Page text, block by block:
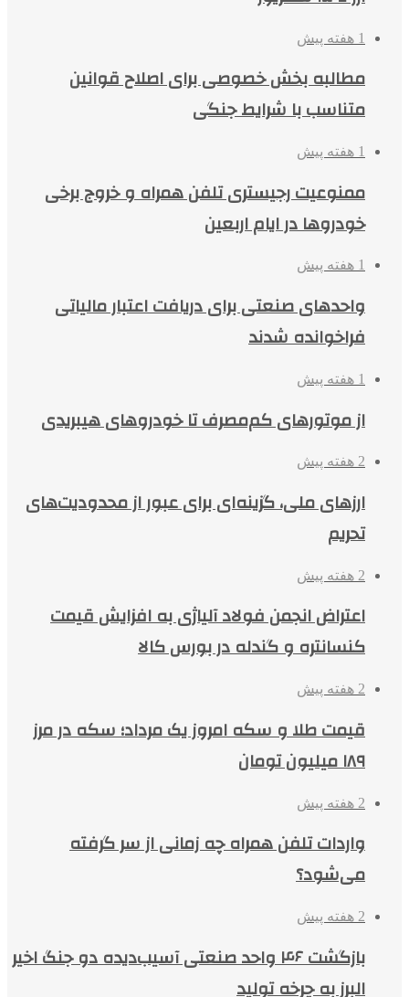
1 هفته پیش
مطالبه بخش خصوصی برای اصلاح قوانین
متناسب با شرایط جنگی
1 هفته پیش
ممنوعیت رجیستری تلفن همراه و خروج برخی
خودروها در ایام اربعین
1 هفته پیش
واحدهای صنعتی برای دریافت اعتبار مالیاتی
فراخوانده شدند
1 هفته پیش
از موتورهای کم‌مصرف تا خودروهای هیبریدی
2 هفته پیش
ارزهای ملی، گزینه‌ای برای عبور از محدودیت‌های
تحریم
2 هفته پیش
اعتراض انجمن فولاد آلیاژی به افزایش قیمت
کنسانتره و گندله در بورس کالا
2 هفته پیش
قیمت طلا و سکه امروز یک مرداد؛ سکه در مرز
۱۸۹ میلیون تومان
2 هفته پیش
واردات تلفن همراه چه زمانی از سر گرفته
می‌شود؟
2 هفته پیش
بازگشت ۴۶ واحد صنعتی آسیب‌دیده دو جنگ اخیر
البرز به چرخه تولید